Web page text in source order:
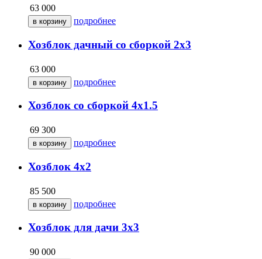
63 000
подробнее
Хозблок дачный со сборкой 2х3
63 000
подробнее
Хозблок со сборкой 4х1.5
69 300
подробнее
Хозблок 4х2
85 500
подробнее
Хозблок для дачи 3х3
90 000